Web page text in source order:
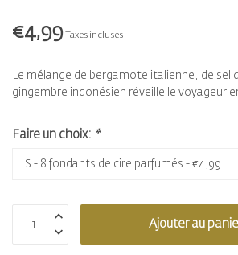
€4,99 Taxes incluses
Le mélange de bergamote italienne, de sel
gingembre indonésien réveille le voyageur
Faire un choix: *
Ajouter au